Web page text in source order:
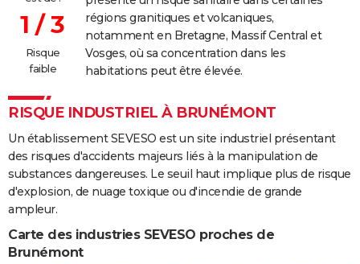
1 / 3
Risque
faible
régions granitiques et volcaniques,
notamment en Bretagne, Massif Central et
Vosges, où sa concentration dans les
habitations peut être élevée.
RISQUE INDUSTRIEL À BRUNÉMONT
Un établissement SEVESO est un site industriel présentant
des risques d'accidents majeurs liés à la manipulation de
substances dangereuses. Le seuil haut implique plus de risque
d'explosion, de nuage toxique ou d'incendie de grande
ampleur.
Carte des industries SEVESO proches de
Brunémont